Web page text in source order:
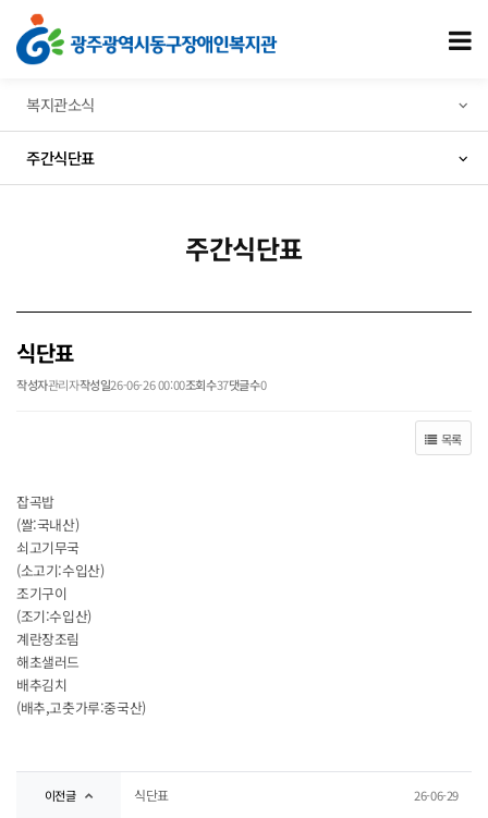
식단표 > 주간식단표
복지관소식
주간식단표
주간식단표
식단표
작성자관리자작성일26-06-26 00:00조회수37댓글수0
목록
잡곡밥
(쌀:국내산)
쇠고기무국
(소고기:수입산)
조기구이
(조기:수입산)
계란장조림
해초샐러드
배추김치
(배추,고춧가루:중국산)
이전글 식단표 26-06-29